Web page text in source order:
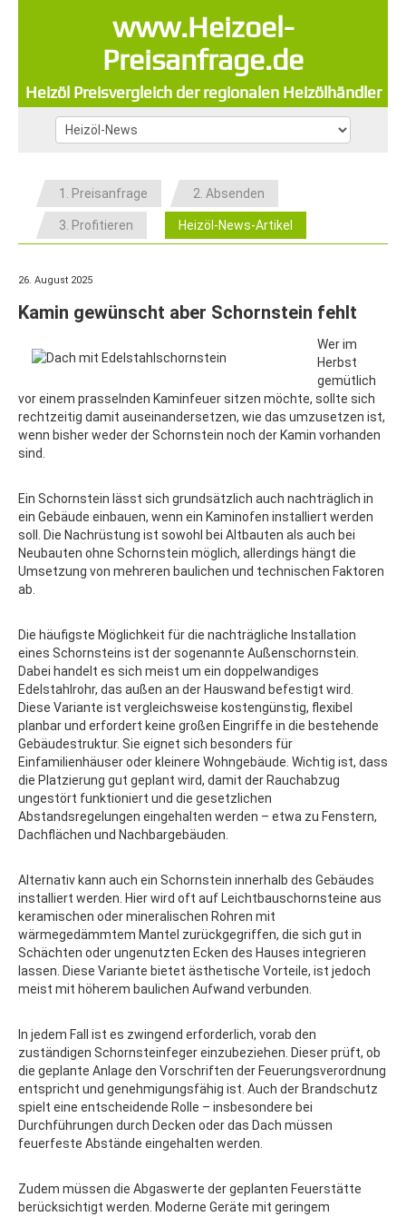
www.Heizoel-
Preisanfrage.de
Heizöl Preisvergleich der regionalen Heizölhändler
1. Preisanfrage 2. Absenden
3. Profitieren Heizöl-News-Artikel
26. August 2025
Kamin gewünscht aber Schornstein fehlt
Wer im
Herbst
gemütlich
vor einem prasselnden Kaminfeuer sitzen möchte, sollte sich
rechtzeitig damit auseinandersetzen, wie das umzusetzen ist,
wenn bisher weder der Schornstein noch der Kamin vorhanden
sind.
Ein Schornstein lässt sich grundsätzlich auch nachträglich in
ein Gebäude einbauen, wenn ein Kaminofen installiert werden
soll. Die Nachrüstung ist sowohl bei Altbauten als auch bei
Neubauten ohne Schornstein möglich, allerdings hängt die
Umsetzung von mehreren baulichen und technischen Faktoren
ab.
Die häufigste Möglichkeit für die nachträgliche Installation
eines Schornsteins ist der sogenannte Außenschornstein.
Dabei handelt es sich meist um ein doppelwandiges
Edelstahlrohr, das außen an der Hauswand befestigt wird.
Diese Variante ist vergleichsweise kostengünstig, flexibel
planbar und erfordert keine großen Eingriffe in die bestehende
Gebäudestruktur. Sie eignet sich besonders für
Einfamilienhäuser oder kleinere Wohngebäude. Wichtig ist, dass
die Platzierung gut geplant wird, damit der Rauchabzug
ungestört funktioniert und die gesetzlichen
Abstandsregelungen eingehalten werden – etwa zu Fenstern,
Dachflächen und Nachbargebäuden.
Alternativ kann auch ein Schornstein innerhalb des Gebäudes
installiert werden. Hier wird oft auf Leichtbauschornsteine aus
keramischen oder mineralischen Rohren mit
wärmegedämmtem Mantel zurückgegriffen, die sich gut in
Schächten oder ungenutzten Ecken des Hauses integrieren
lassen. Diese Variante bietet ästhetische Vorteile, ist jedoch
meist mit höherem baulichen Aufwand verbunden.
In jedem Fall ist es zwingend erforderlich, vorab den
zuständigen Schornsteinfeger einzubeziehen. Dieser prüft, ob
die geplante Anlage den Vorschriften der Feuerungsverordnung
entspricht und genehmigungsfähig ist. Auch der Brandschutz
spielt eine entscheidende Rolle – insbesondere bei
Durchführungen durch Decken oder das Dach müssen
feuerfeste Abstände eingehalten werden.
Zudem müssen die Abgaswerte der geplanten Feuerstätte
berücksichtigt werden. Moderne Geräte mit geringem